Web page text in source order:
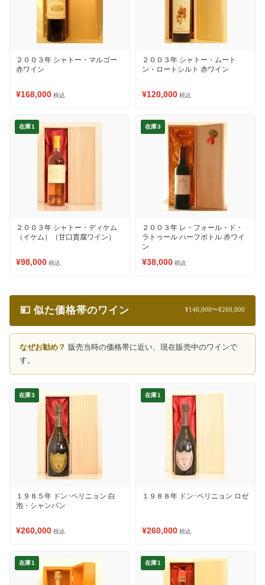
２００３年 シャトー・マルゴー
赤ワイン
¥168,000 税込
２００３年 シャトー・ムート
ン・ロートシルト 赤ワイン
¥120,000 税込
在庫1
２００３年 シャトー・ディケム
（イケム）（甘口貴腐ワイン）
¥98,000 税込
在庫3
２００３年 レ・フォール・ド・
ラトゥール ハーフボトル 赤ワイ
ン
¥38,000 税込
💴 似た価格帯のワイン ¥140,000〜¥260,000
なぜお勧め？ 販売当時の価格帯に近い、現在販売中のワインで
す。
在庫3
１９８５年 ドン･ペリニョン 白
泡・シャンパン
¥260,000 税込
在庫1
１９８８年 ドン･ペリニョン ロゼ
¥260,000 税込
在庫1 在庫1